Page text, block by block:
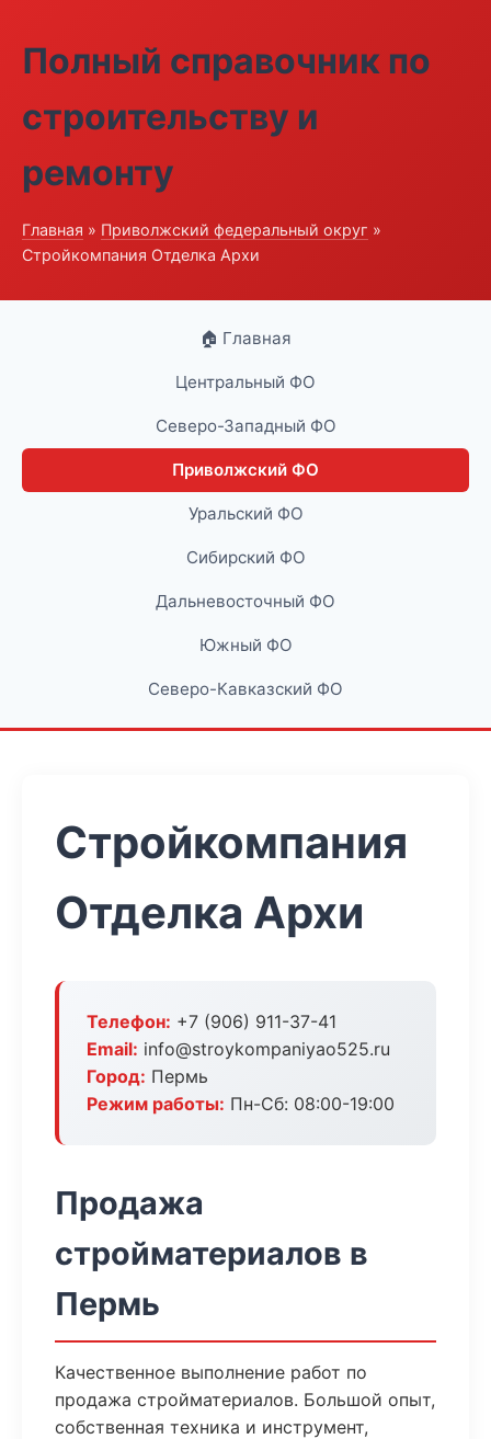
Полный справочник по
строительству и
ремонту
Главная » Приволжский федеральный округ »
Стройкомпания Отделка Архи
🏠 Главная
Центральный ФО
Северо-Западный ФО
Приволжский ФО
Уральский ФО
Сибирский ФО
Дальневосточный ФО
Южный ФО
Северо-Кавказский ФО
Стройкомпания
Отделка Архи
Телефон: +7 (906) 911-37-41
Email: info@stroykompaniyao525.ru
Город: Пермь
Режим работы: Пн-Сб: 08:00-19:00
Продажа
стройматериалов в
Пермь
Качественное выполнение работ по
продажа стройматериалов. Большой опыт,
собственная техника и инструмент,